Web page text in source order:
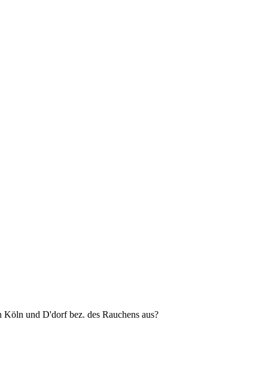
und D'dorf bez. des Rauchens aus?